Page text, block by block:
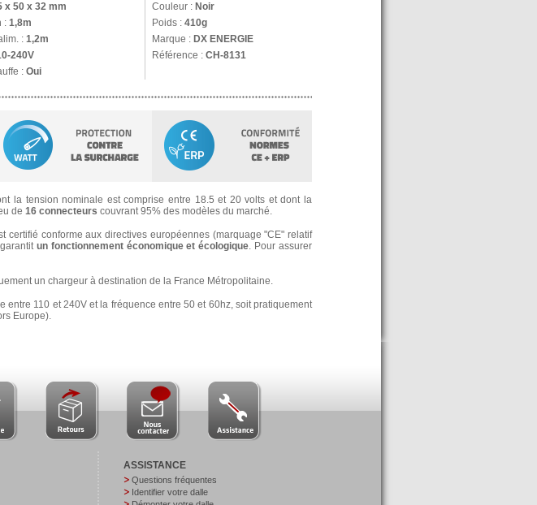
x 50 x 32 mm Couleur : Noir
: 1,8m Poids : 410g
: 1,2m Marque : DX ENERGIE
240V Référence : CH-8131
: Oui
la tension nominale est comprise entre 18.5 et 20 volts et dont la
de 16 connecteurs couvrant 95% des modèles du marché.
certifié conforme aux directives européennes (marquage "CE" relatif
un fonctionnement économique et écologique. Pour assurer
un chargeur à destination de la France Métropolitaine.
110 et 240V et la fréquence entre 50 et 60hz, soit pratiquement
Europe).
ASSISTANCE
Questions fréquentes
Identifier votre dalle